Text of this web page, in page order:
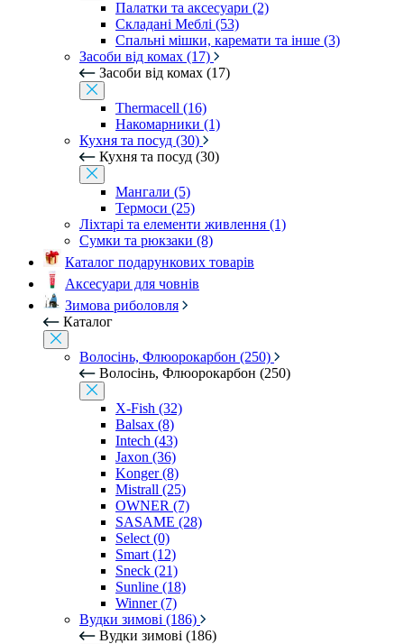
Палатки та аксесуари (2)
Складані Меблі (53)
Спальні мішки, каремати та інше (3)
Засоби від комах (17)
Засоби від комах (17)
Thermacell (16)
Накомарники (1)
Кухня та посуд (30)
Кухня та посуд (30)
Мангали (5)
Термоси (25)
Ліхтарі та елементи живлення (1)
Сумки та рюкзаки (8)
Каталог подарункових товарів
Аксесуари для човнів
Зимова риболовля
Каталог
Волосінь, Флюорокарбон (250)
Волосінь, Флюорокарбон (250)
X-Fish (32)
Balsax (8)
Intech (43)
Jaxon (36)
Konger (8)
Mistrall (25)
OWNER (7)
SASAME (28)
Select (0)
Smart (12)
Sneck (21)
Sunline (18)
Winner (7)
Вудки зимові (186)
Вудки зимові (186)